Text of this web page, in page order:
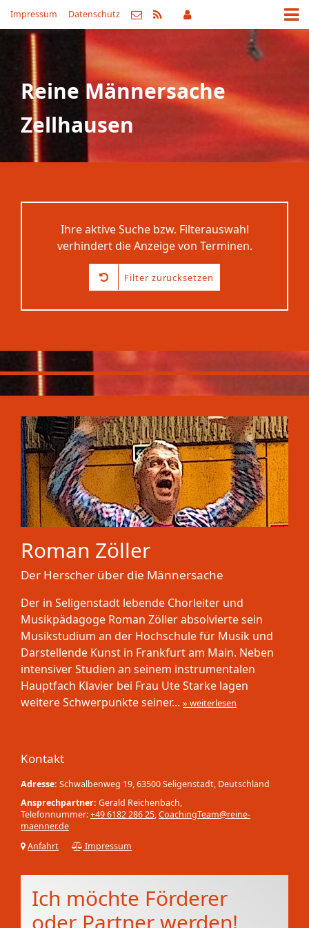
Impressum Datenschutz
Reine Männersache
Zellhausen
Ihre aktive Suche bzw. Filterauswahl
verhindert die Anzeige von Terminen.
Filter zurücksetzen
Roman Zöller
Der Herscher über die Männersache
Der in Seligenstadt lebende Chorleiter und
Musikpädagoge Roman Zöller absolvierte sein
Musikstudium an der Hochschule für Musik und
Darstellende Kunst in Frankfurt am Main. Neben
intensiver Studien an seinem instrumentalen
Hauptfach Klavier bei Frau Ute Starke lagen
weitere Schwerpunkte seiner... » weiterlesen
Kontakt
Adresse: Schwalbenweg 19, 63500 Seligenstadt, Deutschland
Ansprechpartner: Gerald Reichenbach,
Telefonnummer:+49 6182 286 25,CoachingTeam@reine-
maenner.de
Anfahrt
Impressum
Ich möchte Förderer
oder Partner werden!